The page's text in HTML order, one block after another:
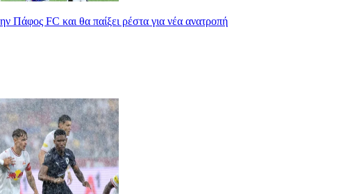
Πάφος FC και θα παίξει ρέστα για νέα ανατροπή